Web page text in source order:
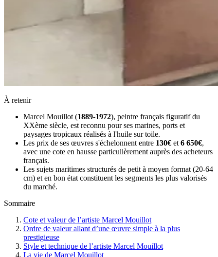
À retenir
Marcel Mouillot (1889-1972), peintre français figuratif du
XXème siècle, est reconnu pour ses marines, ports et
paysages tropicaux réalisés à l'huile sur toile.
Les prix de ses œuvres s'échelonnent entre 130€ et 6 650€,
avec une cote en hausse particulièrement auprès des acheteurs
français.
Les sujets maritimes structurés de petit à moyen format (20-64
cm) et en bon état constituent les segments les plus valorisés
du marché.
Sommaire
Cote et valeur de l’artiste Marcel Mouillot
Ordre de valeur allant d’une œuvre simple à la plus
prestigieuse
Style et technique de l’artiste Marcel Mouillot
La vie de Marcel Mouillot